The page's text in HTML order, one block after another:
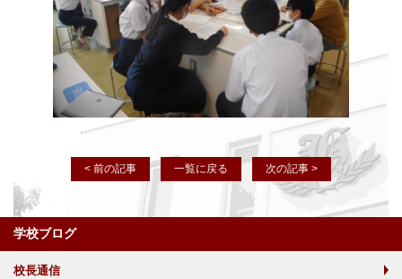
< 前の記事 一覧に戻る 次の記事 >
学校ブログ
校長通信